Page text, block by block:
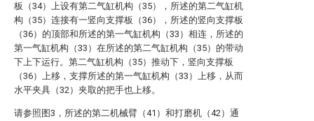
板（34）上设有第二气缸机构（35），所述的第二气缸机
构（35）连接有一竖向支撑板（36），所述的竖向支撑板
（36）的顶部和所述的第一气缸机构（33）相连，所述的
第一气缸机构（33）在所述的第二气缸机构（35）的带动
下上下运行。第二气缸机构（35）推动下，竖向支撑板
（36）上移，支撑所述的第一气缸机构（33）上移，从而
水平夹具（32）夹取的把手也上移。
请参照图3，所述的第二机械臂（41）和打磨机（42）通